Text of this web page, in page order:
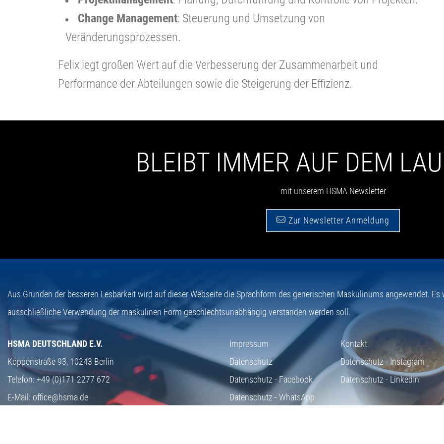
Change Management: Steuerung und Umsetzung von
Veränderungsprozessen.
Felix legt großen Wert auf die Verbesserung der Zusammenarbeit und
Performance der Abteilungen sowie die Steigerung der Effizienz.
BLEIBT IMMER AUF DEM
mit unserem HSMA Newsletter
Zur Newsletter Anmeldung
Aus Gründen der besseren Lesbarkeit wird auf dieser Webseite die Sprachform des generischen Maskulinums angewendet.
ausschließliche Verwendung der maskulinen Form geschlechtsunabhängig verstanden werden soll.
HSMA DEUTSCHLAND E.V.
Koppenstraße 93, 10243 Berlin
Telefon:+49 (0)171 2277 672
E-Mail: office@hsma.de
Impressum
Kontakt
Datenschutz
Datenschutz - Instagram
Datenschutz - Facebook
Datenschutz - LinkedIn
Datenschutz - WhatsApp